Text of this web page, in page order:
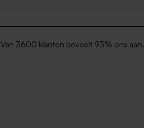
Van 3600 klanten beveelt 93% ons aan.